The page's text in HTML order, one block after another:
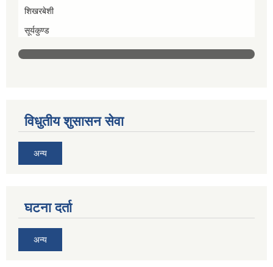
शिखरबेशी
सूर्यकुण्ड
विधुतीय शुसासन सेवा
अन्य
घटना दर्ता
अन्य